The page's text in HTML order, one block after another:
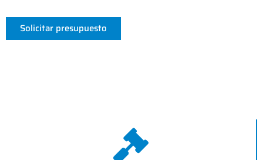
Solicitar presupuesto